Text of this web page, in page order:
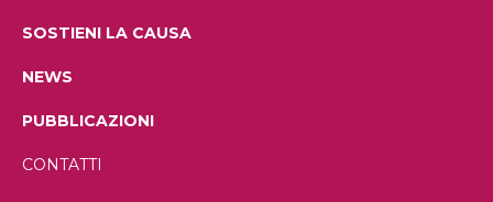
SOSTIENI LA CAUSA
NEWS
PUBBLICAZIONI
CONTATTI